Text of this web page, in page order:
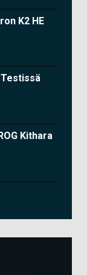
K2 HE
Kithara